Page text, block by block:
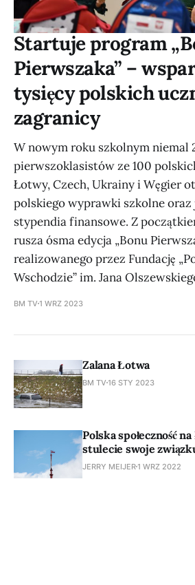
Startuje program
Pierwszaka” –
tysięcy polskich
zagranicy
W nowym roku szkolnym niemal
pierwszoklasistów ze 100
Łotwy, Czech, Ukrainy i Węgier
polskiego wyprawki szkolne
stypendia finansowe. Z
rusza ósma edycja „Bonu
realizowanego przez Fundację
Wschodzie” im. Jana
BM TV1 WRZ 2023
Zalana Łotwa
BM TV16 STY 2023
Polska społeczność
stulecie swoje
JERRY MEIJER1 WRZ 2022